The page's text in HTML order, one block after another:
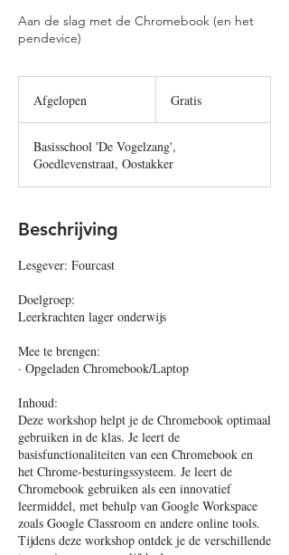
Aan de slag met de Chromebook (en het
pendevice)
Afgelopen
e
l
o
n
Gratis
Basisschool 'De Vogelzang',
Goedlevenstraat, Oostakker
Beschrijving
Lesgever: Fourcast
Doelgroep:
Leerkrachten lager onderwijs
Mee te brengen:
· Opgeladen Chromebook/Laptop
Inhoud:
Deze workshop helpt je de Chromebook optimaal
gebruiken in de klas. Je leert de
basisfunctionaliteiten van een Chromebook en
het Chrome-besturingssysteem. Je leert de
Chromebook gebruiken als een innovatief
leermiddel, met behulp van Google Workspace
zoals Google Classroom en andere online tools.
Tijdens deze workshop ontdek je de verschillende